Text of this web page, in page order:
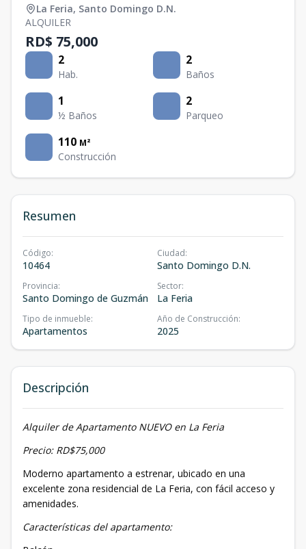
La Feria, Santo Domingo D.N.
ALQUILER
RD$ 75,000
2
Hab.
2
Baños
1
½ Baños
2
Parqueo
110 M²
Construcción
Resumen
Código:
10464
Ciudad:
Santo Domingo D.N.
Provincia:
Santo Domingo de Guzmán
Sector:
La Feria
Tipo de inmueble:
Apartamentos
Año de Construcción:
2025
Descripción
Alquiler de Apartamento NUEVO en La Feria
Precio: RD$75,000
Moderno apartamento a estrenar, ubicado en una
excelente zona residencial de La Feria, con fácil acceso y
amenidades.
Características del apartamento: